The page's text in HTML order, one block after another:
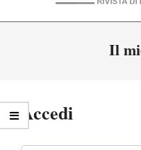
Giustamm
Il
Accedi